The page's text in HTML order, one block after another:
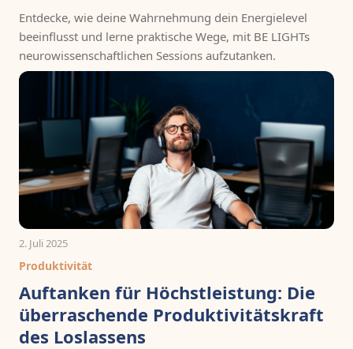
Entdecke, wie deine Wahrnehmung dein Energielevel
beeinflusst und lerne praktische Wege, mit BE LIGHTs
neurowissenschaftlichen Sessions aufzutanken.
2. Juli 2025
Produktivität
Auftanken für Höchstleistung: Die
überraschende Produktivitätskraft
des Loslassens